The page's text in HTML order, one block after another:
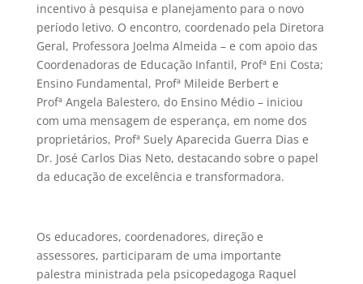
incentivo à pesquisa e planejamento para o novo
período letivo. O encontro, coordenado pela Diretora
Geral, Professora Joelma Almeida – e com apoio das
Coordenadoras de Educação Infantil, Profª Eni Costa;
Ensino Fundamental, Profª Mileide Berbert e
Profª Angela Balestero, do Ensino Médio – iniciou
com uma mensagem de esperança, em nome dos
proprietários, Profª Suely Aparecida Guerra Dias e
Dr. José Carlos Dias Neto, destacando sobre o papel
da educação de excelência e transformadora.
Os educadores, coordenadores, direção e
assessores, participaram de uma importante
palestra ministrada pela psicopedagoga Raquel